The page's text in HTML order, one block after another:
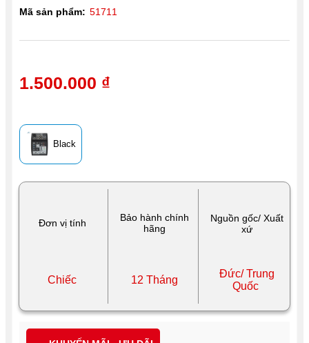
Đơn vị tính
Bảo hành chính
hãng
Nguồn gốc/ Xuất
xứ
Chiếc 12 Tháng
Đức/ Trung
Quốc
Black
1.500.000 ₫
Mã sản phẩm: 51711